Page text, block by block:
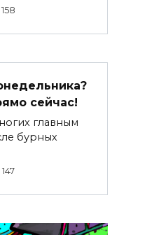
158
сейчас!
главным
бурных
147